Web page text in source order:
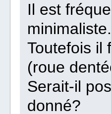
Il est
minimaliste.
Toutefois il
(roue
Serait-il
donné?